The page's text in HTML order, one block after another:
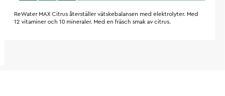
ReWater MAX Citrus återställer vätskebalansen med elektrolyter. Med
12 vitaminer och 10 mineraler. Med en fräsch smak av citrus.